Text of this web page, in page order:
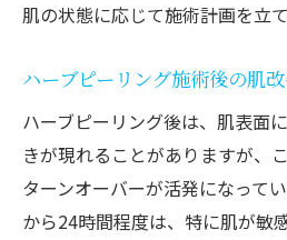
肌の状態に応じて施術計画を立
ハーブピーリング施術後の肌
ハーブピーリング後は、肌表面
きが現れることがありますが、
ターンオーバーが活発になって
から24時間程度は、特に肌が敏